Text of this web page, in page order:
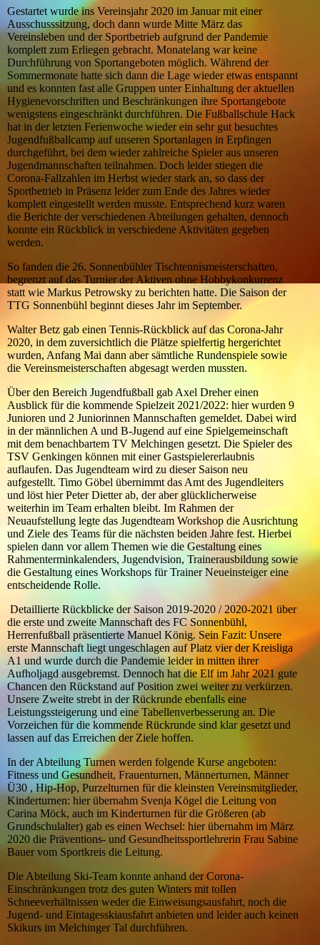
Gestartet wurde ins Vereinsjahr 2020 im Januar mit einer
Ausschusssitzung, doch dann wurde Mitte März das
Vereinsleben und der Sportbetrieb aufgrund der Pandemie
komplett zum Erliegen gebracht. Monatelang war keine
Durchführung von Sportangeboten möglich. Während der
Sommermonate hatte sich dann die Lage wieder etwas entspannt
und es konnten fast alle Gruppen unter Einhaltung der aktuellen
Hygienevorschriften und Beschränkungen ihre Sportangebote
wenigstens eingeschränkt durchführen. Die Fußballschule Hack
hat in der letzten Ferienwoche wieder ein sehr gut besuchtes
Jugendfußballcamp auf unseren Sportanlagen in Erpfingen
durchgeführt, bei dem wieder zahlreiche Spieler aus unseren
Jugendmannschaften teilnahmen. Doch leider stiegen die
Corona-Fallzahlen im Herbst wieder stark an, so dass der
Sportbetrieb in Präsenz leider zum Ende des Jahres wieder
komplett eingestellt werden musste. Entsprechend kurz waren
die Berichte der verschiedenen Abteilungen gehalten, dennoch
konnte ein Rückblick in verschiedene Aktivitäten gegeben
werden.
So fanden die 26. Sonnenbühler Tischtennismeisterschaften,
begrenzt auf das Turnier der Aktiven ohne Hobbykonkurrenz
statt wie Markus Petrowsky zu berichten hatte. Die Saison der
TTG Sonnenbühl beginnt dieses Jahr im September.
Walter Betz gab einen Tennis-Rückblick auf das Corona-Jahr
2020, in dem zuversichtlich die Plätze spielfertig hergerichtet
wurden, Anfang Mai dann aber sämtliche Rundenspiele sowie
die Vereinsmeisterschaften abgesagt werden mussten.
Über den Bereich Jugendfußball gab Axel Dreher einen
Ausblick für die kommende Spielzeit 2021/2022: hier wurden 9
Junioren und 2 Juniorinnen Mannschaften gemeldet. Dabei wird
in der männlichen A und B-Jugend auf eine Spielgemeinschaft
mit dem benachbartem TV Melchingen gesetzt. Die Spieler des
TSV Genkingen können mit einer Gastspielererlaubnis
auflaufen. Das Jugendteam wird zu dieser Saison neu
aufgestellt. Timo Göbel übernimmt das Amt des Jugendleiters
und löst hier Peter Dietter ab, der aber glücklicherweise
weiterhin im Team erhalten bleibt. Im Rahmen der
Neuaufstellung legte das Jugendteam Workshop die Ausrichtung
und Ziele des Teams für die nächsten beiden Jahre fest. Hierbei
spielen dann vor allem Themen wie die Gestaltung eines
Rahmenterminkalenders, Jugendvision, Trainerausbildung sowie
die Gestaltung eines Workshops für Trainer Neueinsteiger eine
entscheidende Rolle.
Detaillierte Rückblicke der Saison 2019-2020 / 2020-2021 über
die erste und zweite Mannschaft des FC Sonnenbühl,
Herrenfußball präsentierte Manuel König. Sein Fazit: Unsere
erste Mannschaft liegt ungeschlagen auf Platz vier der Kreisliga
A1 und wurde durch die Pandemie leider in mitten ihrer
Aufholjagd ausgebremst. Dennoch hat die Elf im Jahr 2021 gute
Chancen den Rückstand auf Position zwei weiter zu verkürzen.
Unsere Zweite strebt in der Rückrunde ebenfalls eine
Leistungssteigerung und eine Tabellenverbesserung an. Die
Vorzeichen für die kommende Rückrunde sind klar gesetzt und
lassen auf das Erreichen der Ziele hoffen.
In der Abteilung Turnen werden folgende Kurse angeboten:
Fitness und Gesundheit, Frauenturnen, Männerturnen, Männer
Ü30 , Hip-Hop, Purzelturnen für die kleinsten Vereinsmitglieder,
Kinderturnen: hier übernahm Svenja Kögel die Leitung von
Carina Möck, auch im Kinderturnen für die Größeren (ab
Grundschulalter) gab es einen Wechsel: hier übernahm im März
2020 die Präventions- und Gesundheitssportlehrerin Frau Sabine
Bauer vom Sportkreis die Leitung.
Die Abteilung Ski-Team konnte anhand der Corona-
Einschränkungen trotz des guten Winters mit tollen
Schneeverhältnissen weder die Einweisungsausfahrt, noch die
Jugend- und Eintagesskiausfahrt anbieten und leider auch keinen
Skikurs im Melchinger Tal durchführen.